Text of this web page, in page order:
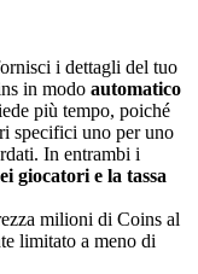
i dettagli del tuo
in modo automatico
più tempo, poiché
specifici uno per uno
In entrambi i
giocatori e la tassa
milioni di Coins al
limitato a meno di